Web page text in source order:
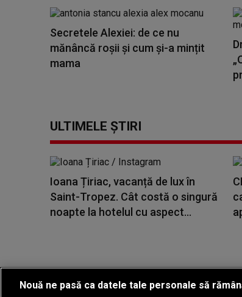
Secretele Alexiei: de ce nu
mănâncă roșii și cum și-a mințit
mama
ULTIMELE ȘTIRI
Ioana Țiriac, vacanță de lux în
Saint-Tropez. Cât costă o singură
noapte la hotelul cu aspect...
Nouă ne pasă ca datele tale personale să